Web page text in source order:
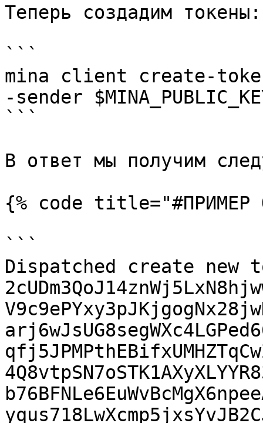
Теперь создадим токены:
```
mina client create-
-sender
```
В ответ мы получим
{% code title="#ПРИМЕР
```
Dispatched create new